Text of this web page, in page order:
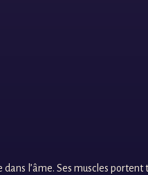
l’âme. Ses muscles